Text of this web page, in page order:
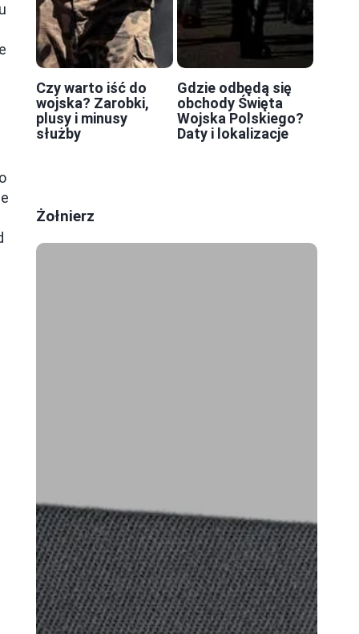
Czy warto iść do
wojska? Zarobki,
plusy i minusy
służby
Gdzie odbędą się
obchody Święta
Wojska Polskiego?
Daty i lokalizacje
Żołnierz